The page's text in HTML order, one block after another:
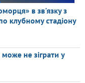
в зв'язку з
клубному стадіону
не зіграти у